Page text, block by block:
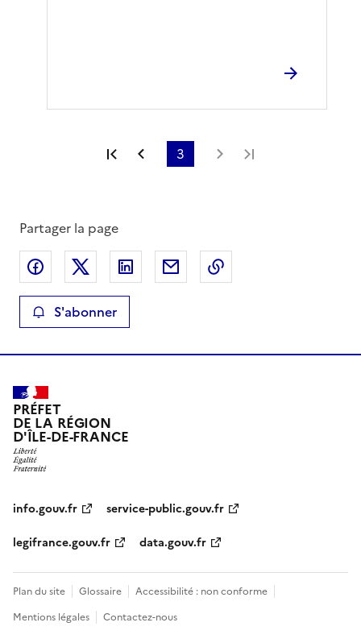
Première page
Page précédente
3 Page suivante
Partager la page
Partager sur Facebook
Partager sur XPartager sur LinkedIn
Partager par email
S'abonner
PRÉFET
DE LA RÉGION
D'ÎLE-DE-FRANCE
info.gouv.fr
service-public.gouv.fr
legifrance.gouv.fr
data.gouv.fr
Plan du site Glossaire
Accessibilité : non conforme
Mentions légales
Contactez-nous